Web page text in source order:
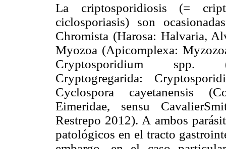
La criptosporidiosis (=
ciclosporiasis) son
Chromista (Harosa: Halvaria,
Myozoa (Apicomplexa:
Cryptosporidium spp.
Cryptogregarida:
Cyclospora cayetanensis
Eimeridae, sensu
Restrepo 2012). A ambos
patológicos en el tracto